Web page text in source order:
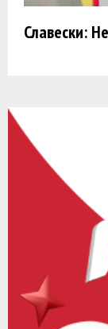
Славески: